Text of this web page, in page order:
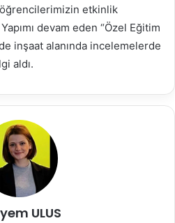
etkinlik
devam eden “Özel Eğitim
inşaat alanında incelemelerde
aldı.
ULUS